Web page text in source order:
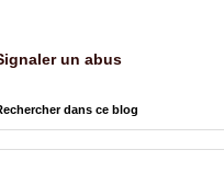
un abus
dans ce blog